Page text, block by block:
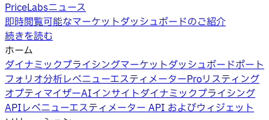
PriceLabsニュース
即時閲覧可能なマーケットダッシュボードのご紹介
続きを読む
ホーム
ダイナミックプライシングマーケットダッシュボードポート
フォリオ分析レベニューエスティメーターProリスティング
オプティマイザーAIインサイトダイナミックプライシング
APIレベニューエスティメーター API およびウィジェット